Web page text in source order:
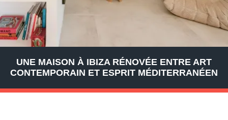
UNE MAISON À IBIZA RÉNOVÉE ENTRE ART
CONTEMPORAIN ET ESPRIT MÉDITERRANÉEN